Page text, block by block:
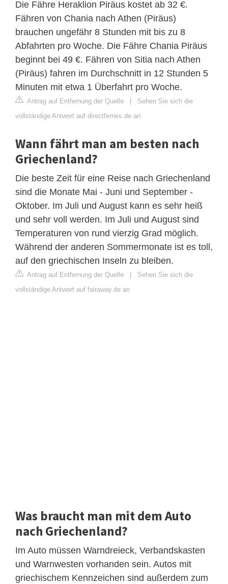
Die Fähre Heraklion Piräus kostet ab 32 €.
Fähren von Chania nach Athen (Piräus)
brauchen ungefähr 8 Stunden mit bis zu 8
Abfahrten pro Woche. Die Fähre Chania Piräus
beginnt bei 49 €. Fähren von Sitia nach Athen
(Piräus) fahren im Durchschnitt in 12 Stunden 5
Minuten mit etwa 1 Überfahrt pro Woche.
Antrag auf Entfernung der Quelle
Sehen Sie sich die
vollständige Antwort auf directferries.de an
Wann fährt man am besten nach
Griechenland?
Die beste Zeit für eine Reise nach Griechenland
sind die Monate Mai - Juni und September -
Oktober. Im Juli und August kann es sehr heiß
und sehr voll werden. Im Juli und August sind
Temperaturen von rund vierzig Grad möglich.
Während der anderen Sommermonate ist es toll,
auf den griechischen Inseln zu bleiben.
Antrag auf Entfernung der Quelle
Sehen Sie sich die
vollständige Antwort auf fairaway.de an
Was braucht man mit dem Auto
nach Griechenland?
Im Auto müssen Warndreieck, Verbandskasten
und Warnwesten vorhanden sein. Autos mit
griechischem Kennzeichen sind außerdem zum